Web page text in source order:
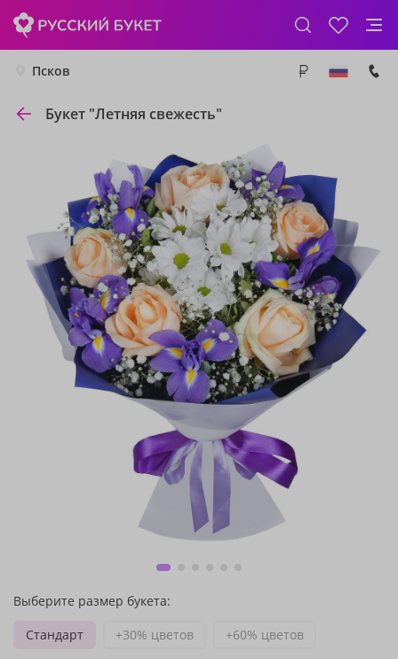
Псков
Букет "Летняя свежесть"
Выберите размер букета:
Стандарт
+30% цветов +60% цветов